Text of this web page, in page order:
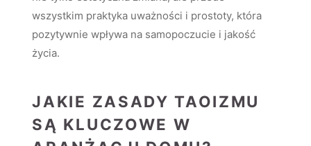
wszystkim praktyka uważności i prostoty, która
pozytywnie wpływa na samopoczucie i jakość
życia.
JAKIE ZASADY TAOIZMU
SĄ KLUCZOWE W